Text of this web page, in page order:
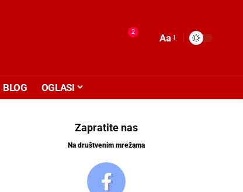
2
Aa
BLOG OGLASI
Zapratite nas
Na društvenim mrežama